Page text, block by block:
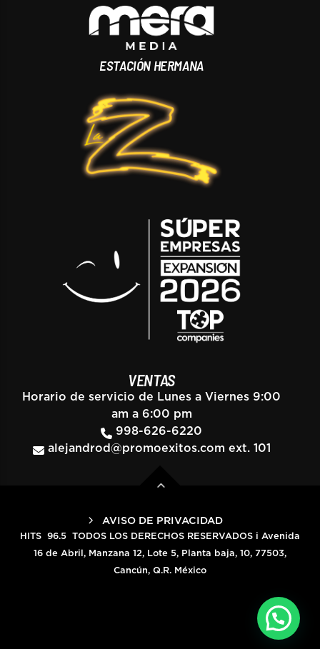
ESTACIÓN HERMANA
VENTAS
Horario de servicio de Lunes a Viernes 9:00
am a 6:00 pm
998-626-6220
alejandrod@promoexitos.com ext. 101
AVISO DE PRIVACIDAD
HITS 96.5 TODOS LOS DERECHOS RESERVADOS i Avenida
16 de Abril, Manzana 12, Lote 5, Planta baja, 10, 77503,
Cancún, Q.R. México